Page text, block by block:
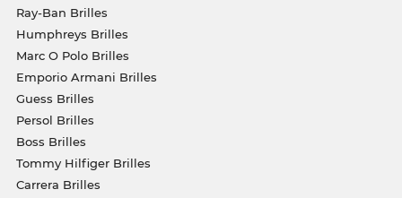
Ray-Ban Brilles
Humphreys Brilles
Marc O Polo Brilles
Emporio Armani Brilles
Guess Brilles
Persol Brilles
Boss Brilles
Tommy Hilfiger Brilles
Carrera Brilles